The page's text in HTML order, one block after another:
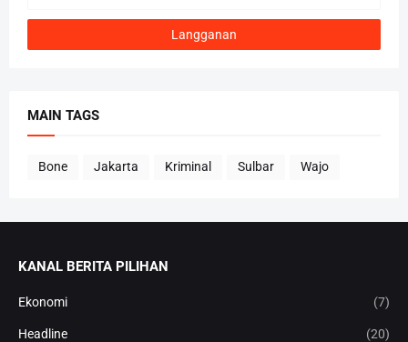
MAIN TAGS
Bone Jakarta Kriminal Sulbar Wajo
KANAL BERITA PILIHAN
Ekonomi (7)
Headline (20)